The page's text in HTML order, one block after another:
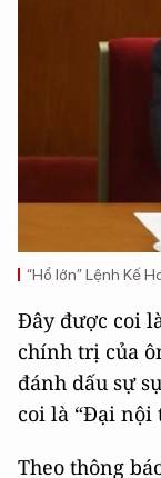
“Hổ lớn” Lệnh Kế
Đây được coi
chính trị của
đánh dấu sự
coi là “Đại nội
Theo thông